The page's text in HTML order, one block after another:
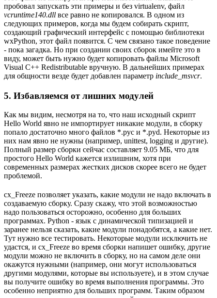
пробовал запускать эти примеры и без virtualenv, файл
vcruntime140.dll все равно не копировался. В одном из
следующих примеров, когда мы будем собирать скрипт,
создающий графический интерфейс с помощью библиотеки
wxPython, этот файл появится. С чем связано такое поведение
- пока загадка. Но при создании своих сборок имейте это в
виду, может быть нужно будет копировать файлы Microsoft
Visual C++ Redistributable вручную. В дальнейших примерах
для общности везде будет добавлен параметр include_msvcr.
5. Избавляемся от лишних модулей
Как мы видим, несмотря на то, что наш исходный скрипт
Hello World явно не импортирует никакие модули, в сборку
попало достаточно много файлов *.pyc и *.pyd. Некоторые из
них нам явно не нужны (например, unittest, logging и другие).
Полный размер сборки сейчас составляет 9.05 МБ, что для
простого Hello World кажется излишним, хотя при
современных размерах жестких дисков скорее всего не будет
проблемой.
cx_Freeze позволяет указать, какие модули не надо включать в
создаваемую сборку. Сразу скажу, что этой возможностью
надо пользоваться осторожно, особенно для больших
программах. Python - язык с динамической типизацией и
заранее нельзя сказать, какие модули понадобятся, а какие нет.
Тут нужно все тестировать. Некоторые модули исключить не
удастся, и cx_Freeze во время сборки напишет ошибку, другие
модули можно не включить в сборку, но на самом деле они
окажутся нужными (например, они могут использоваться
другими модулями, которые вы используете), и в этом случае
вы получите ошибку во время выполнения программы. Это
особенно неприятно для больших программ. Таким образом